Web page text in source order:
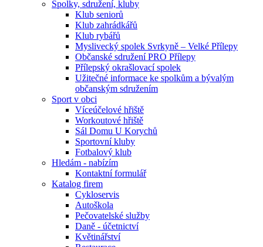
Spolky, sdružení, kluby
Klub seniorů
Klub zahrádkářů
Klub rybářů
Myslivecký spolek Svrkyně – Velké Přílepy
Občanské sdružení PRO Přílepy
Přílepský okrašlovací spolek
Užitečné informace ke spolkům a bývalým
občanským sdružením
Sport v obci
Víceúčelové hřiště
Workoutové hřiště
Sál Domu U Korychů
Sportovní kluby
Fotbalový klub
Hledám - nabízím
Kontaktní formulář
Katalog firem
Cykloservis
Autoškola
Pečovatelské služby
Daně - účetnictví
Květinářství